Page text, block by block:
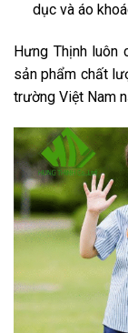
dục và áo
Hưng Thịnh luôn
sản phẩm chất
trường Việt Nam